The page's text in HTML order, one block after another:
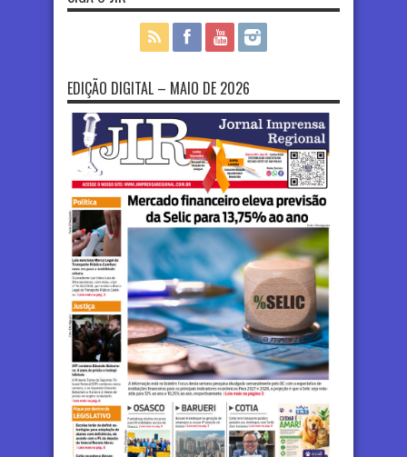
EDIÇÃO DIGITAL – MAIO DE 2026